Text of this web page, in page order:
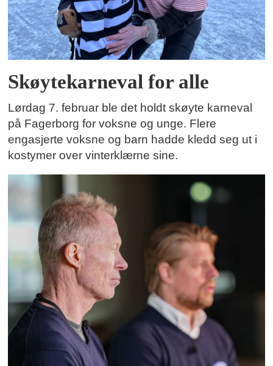
Skøytekarneval for alle
Lørdag 7. februar ble det holdt skøyte karneval
på Fagerborg for voksne og unge. Flere
engasjerte voksne og barn hadde kledd seg ut i
kostymer over vinterklærne sine.